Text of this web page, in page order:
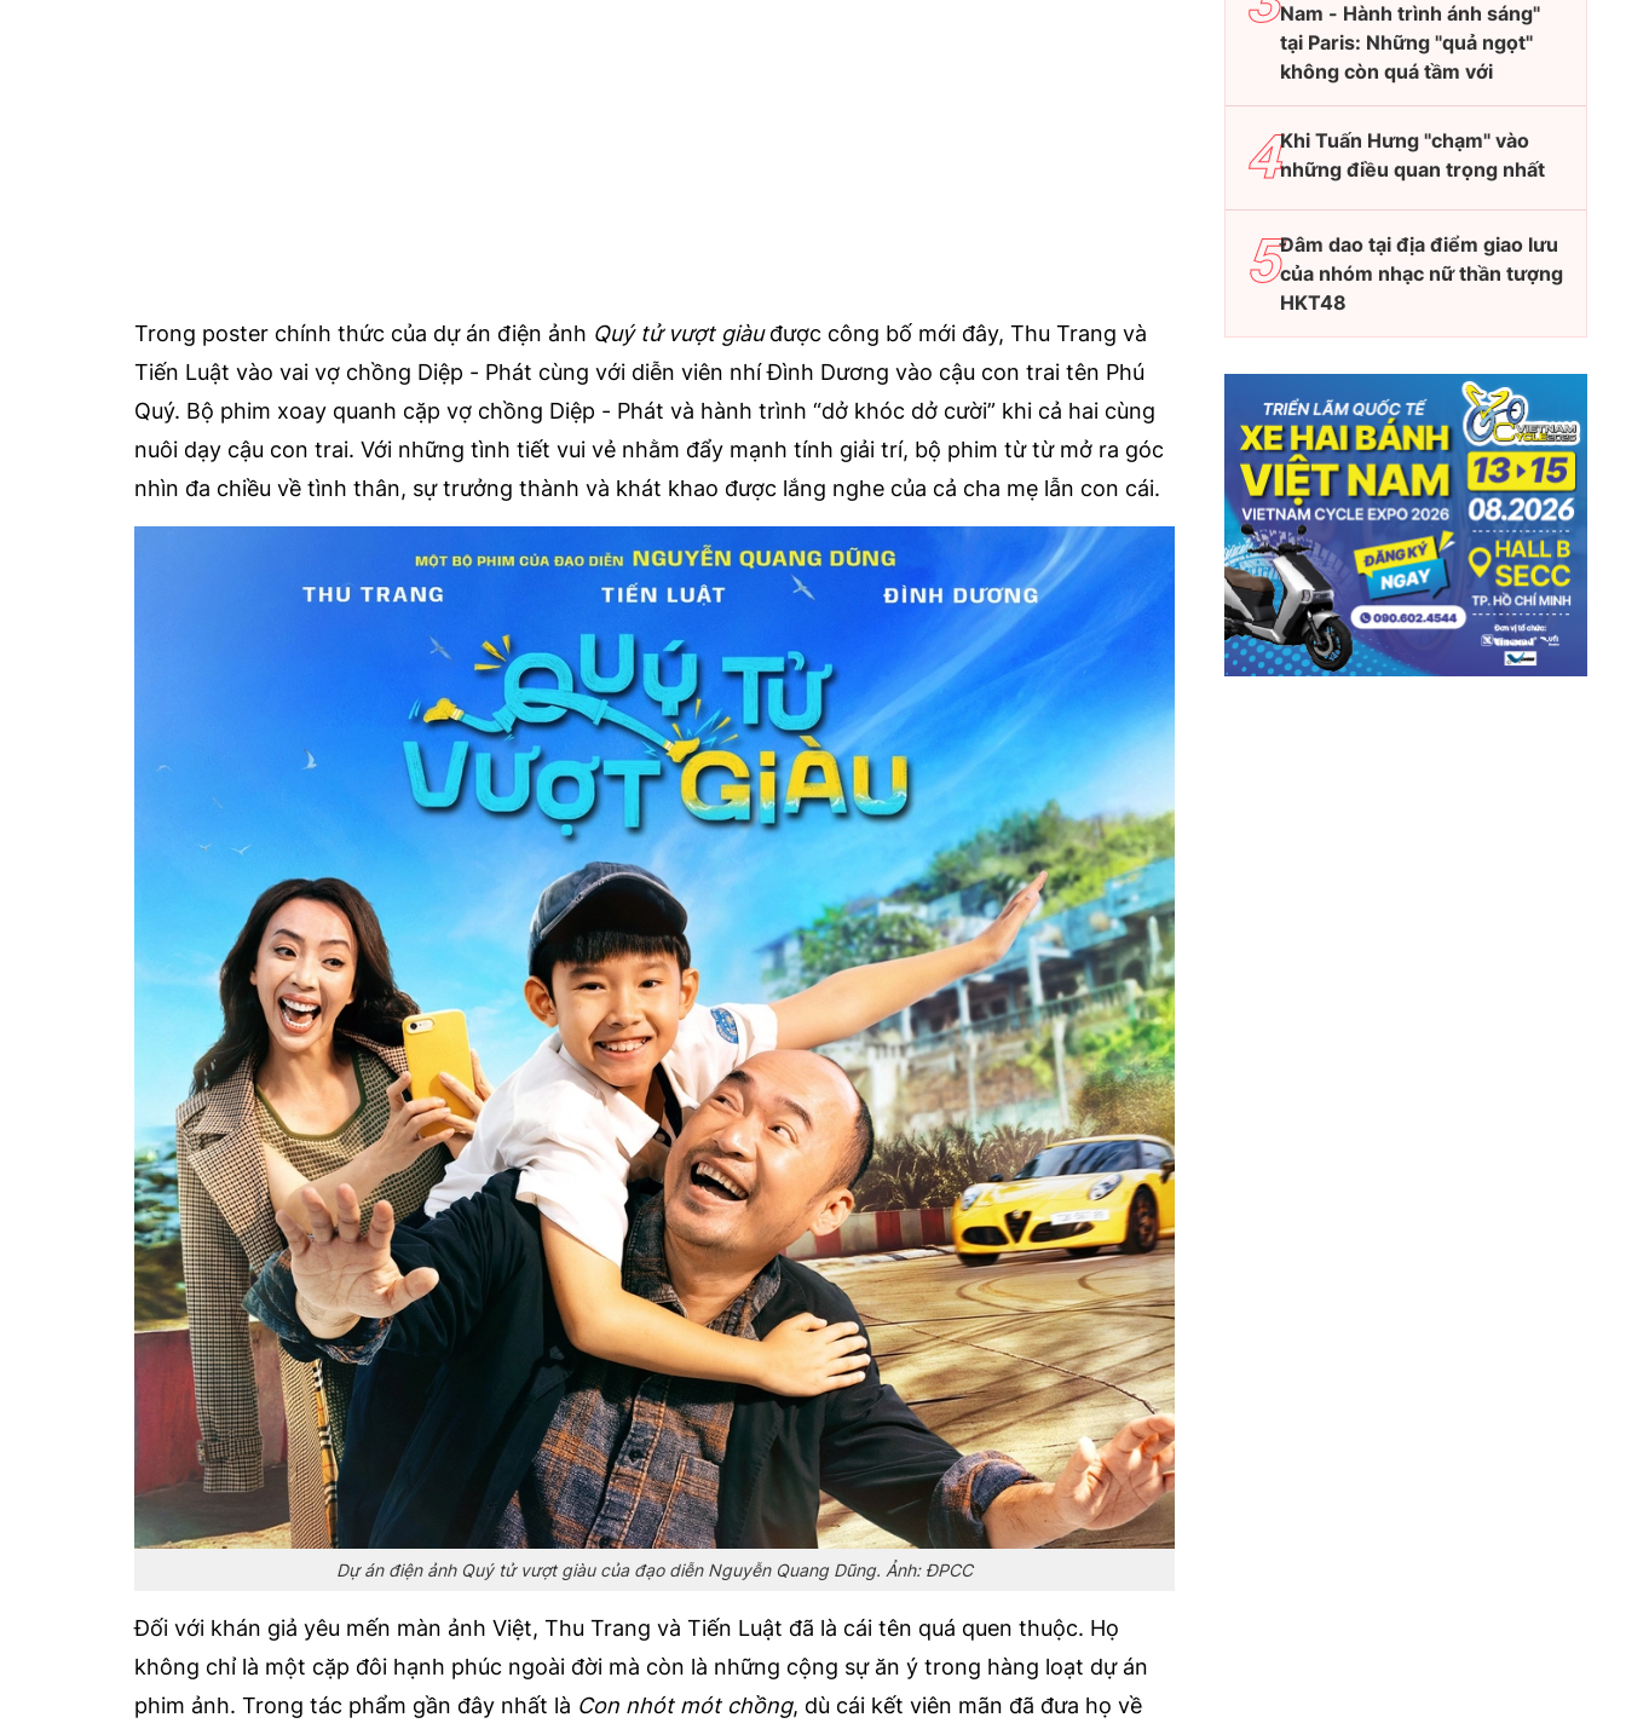
Trong poster chính thức của dự án điện ảnh Quý tử vượt giàuđược công bố mới đây, Thu Trang và
Tiến Luật vào vai vợ chồng Diệp - Phát cùng với diễn viên nhí Đình Dương vào cậu con trai tên Phú
Quý. Bộ phim xoay quanh cặp vợ chồng Diệp - Phát và hành trình “dở khóc dở cười” khi cả hai cùng
nuôi dạy cậu con trai. Với những tình tiết vui vẻ nhằm đẩy mạnh tính giải trí, bộ phim từ từ mở ra góc
nhìn đa chiều về tình thân, sự trưởng thành và khát khao được lắng nghe của cả cha mẹ lẫn con cái.
Dự án điện ảnh Quý tử vượt giàu của đạo diễn Nguyễn Quang Dũng. Ảnh: ĐPCC
Đối với khán giả yêu mến màn ảnh Việt, Thu Trang và Tiến Luật đã là cái tên quá quen thuộc. Họ
không chỉ là một cặp đôi hạnh phúc ngoài đời mà còn là những cộng sự ăn ý trong hàng loạt dự án
phim ảnh. Trong tác phẩm gần đây nhất là Con nhót mót chồng, dù cái kết viên mãn đã đưa họ về
Nam - Hành trình ánh sáng"
tại Paris: Những "quả ngọt"
không còn quá tầm với
Khi Tuấn Hưng "chạm" vào
những điều quan trọng nhất
Đâm dao tại địa điểm giao lưu
của nhóm nhạc nữ thần tượng
HKT48